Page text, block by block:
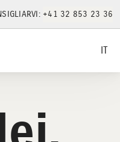
+41 32 853 23 36
IT